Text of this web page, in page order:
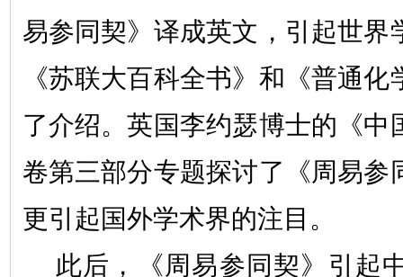
易参同契》译成英文，引起世界
《苏联大百科全书》和《普通
了介绍。英国李约瑟博士的《中
卷第三部分专题探讨了《周易参
更引起国外学术界的注目。
此后，《周易参同契》引起